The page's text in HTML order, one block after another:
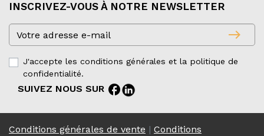
INSCRIVEZ-VOUS À NOTRE NEWSLETTER
east
J'accepte les conditions générales et la politique de
confidentialité.
SUIVEZ NOUS SUR facebook
Conditions générales de vente | Conditions